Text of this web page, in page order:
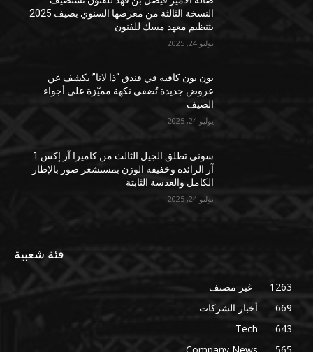
النسخة الثالثة من معرضها السنوي بصيف 2025
بتنظيم معهد مسك للفنون
يوليو 24, 2025
بون بون كافيه في فندق “ذا لانا” يكشف عن
عروض جديدة تُضفي نكهة مميّزة على أجواء
الصيف
يوليو 24, 2025
سوني تطلق الجيل الثالث من كاميرا آر إكس 1
آر الرائدة وخفيفة الوزن بمستشعر صور بالإطار
الكامل والعدسة الثابتة
يوليو 24, 2025
فئة شعبية
غير مصنف
1263
أخبار الشركات
669
Tech
643
Company News
565